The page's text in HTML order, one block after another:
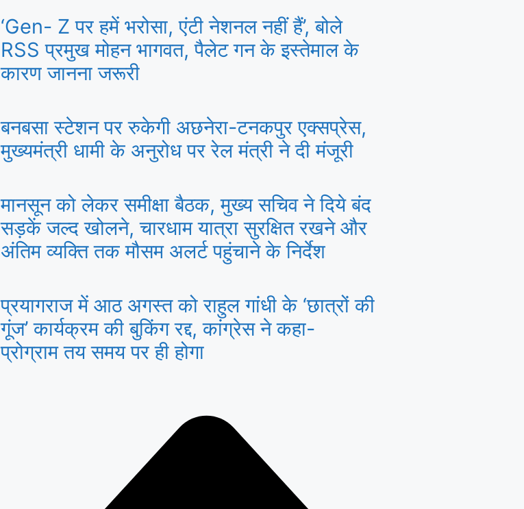
‘Gen- Z पर हमें भरोसा, एंटी नेशनल नहीं हैं’, बोले
RSS प्रमुख मोहन भागवत, पैलेट गन के इस्तेमाल के
कारण जानना जरूरी
बनबसा स्टेशन पर रुकेगी अछनेरा-टनकपुर एक्सप्रेस,
मुख्यमंत्री धामी के अनुरोध पर रेल मंत्री ने दी मंजूरी
मानसून को लेकर समीक्षा बैठक, मुख्य सचिव ने दिये बंद
सड़कें जल्द खोलने, चारधाम यात्रा सुरक्षित रखने और
अंतिम व्यक्ति तक मौसम अलर्ट पहुंचाने के निर्देश
प्रयागराज में आठ अगस्त को राहुल गांधी के ‘छात्रों की
गूंज’ कार्यक्रम की बुकिंग रद्द, कांग्रेस ने कहा-
प्रोग्राम तय समय पर ही होगा